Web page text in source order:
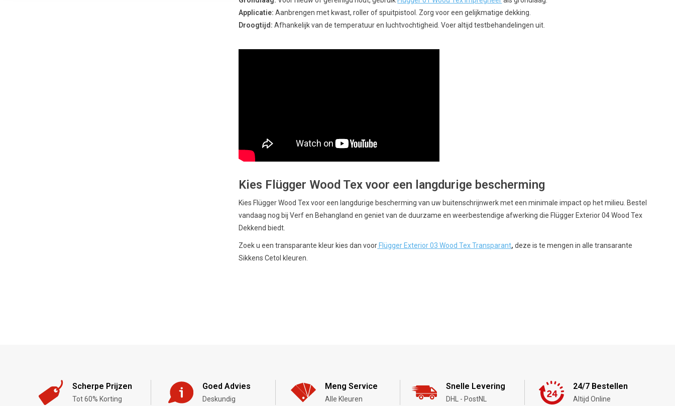
Applicatie: Aanbrengen met kwast, roller of spuitpistool. Zorg voor een gelijkmatige dekking.
Droogtijd: Afhankelijk van de temperatuur en luchtvochtigheid. Voer altijd testbehandelingen uit.
Kies Flügger Wood Tex voor een langdurige bescherming
Kies Flügger Wood Tex voor een langdurige bescherming van uw buitenschrijnwerk met een minimale impact op het milieu. Bestel
vandaag nog bij Verf en Behangland en geniet van de duurzame en weerbestendige afwerking die Flügger Exterior 04 Wood Tex
Dekkend biedt.
Zoek u een transparante kleur kies dan voor Flügger Exterior 03 Wood Tex Transparant,deze is te mengen in alle transarante
Sikkens Cetol kleuren.
Scherpe Prijzen
Tot 60% Korting
Goed Advies
Deskundig
Meng Service
Alle Kleuren
Snelle Levering
DHL - PostNL
24/7 Bestellen
Altijd Online